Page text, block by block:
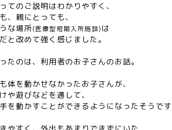
てのご説明はわかりやすく、
、親にとっても、
な場所(医療型短期入所施設) は
と改めて強く感じました。
たのは、利用者のお子さんのお話。
体を動かせなかったお子さんが、
や遊びなどを通して、
を動かすことができるようになったそうで